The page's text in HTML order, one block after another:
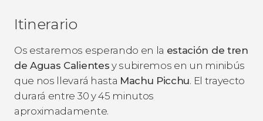
Itinerario
Os estaremos esperando en la estación de tren
de Aguas Calientes y subiremos en un minibús
que nos llevará hasta Machu Picchu. El trayecto
durará entre 30 y 45 minutos
aproximadamente.